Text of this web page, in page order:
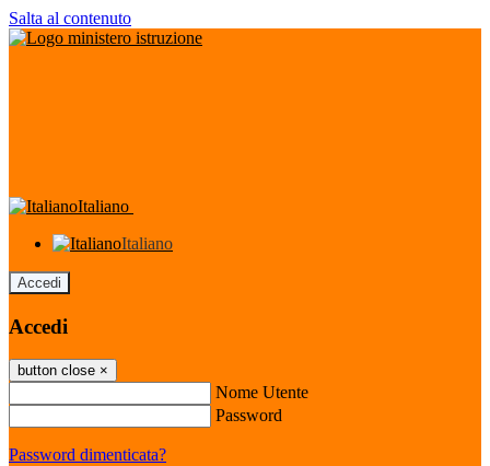
Salta al contenuto
Italiano
Italiano
Accedi
Accedi
button close ×
Nome Utente
Password
Password dimenticata?